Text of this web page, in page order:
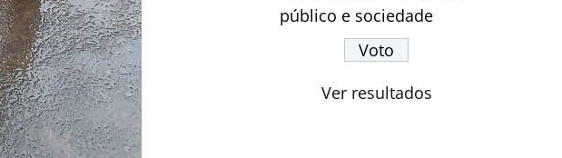
público e sociedade
Ver resultados